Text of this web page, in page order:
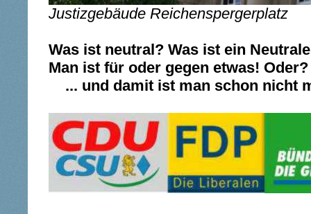
Justizgebäude Reichenspergerplatz
Was ist neutral? Was ist ein
Man ist für oder gegen etwas! Oder?
... und damit ist man schon nicht